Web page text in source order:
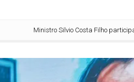
Ministro Silvio Costa Filho participa do